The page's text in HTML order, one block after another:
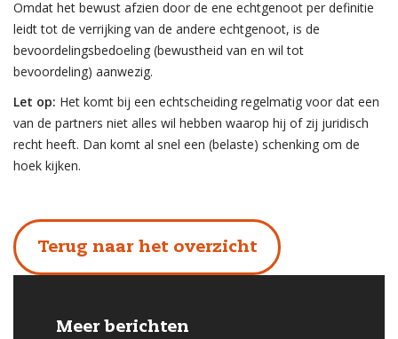
Omdat het bewust afzien door de ene echtgenoot per definitie
leidt tot de verrijking van de andere echtgenoot, is de
bevoordelingsbedoeling (bewustheid van en wil tot
bevoordeling) aanwezig.
Let op: Het komt bij een echtscheiding regelmatig voor dat een
van de partners niet alles wil hebben waarop hij of zij juridisch
recht heeft. Dan komt al snel een (belaste) schenking om de
hoek kijken.
Terug naar het overzicht
Meer berichten